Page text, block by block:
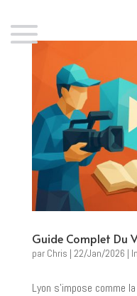
Guide Complet Du
par Chris | 22/Jan/2026 |
Lyon s’impose comme